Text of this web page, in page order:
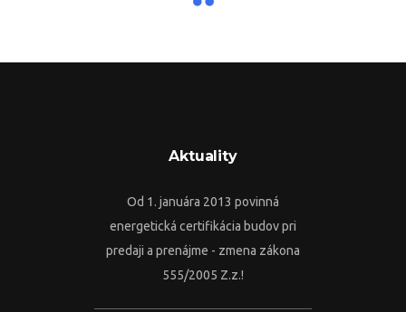
Aktuality
Od 1. januára 2013 povinná
energetická certifikácia budov pri
predaji a prenájme - zmena zákona
555/2005 Z.z.!